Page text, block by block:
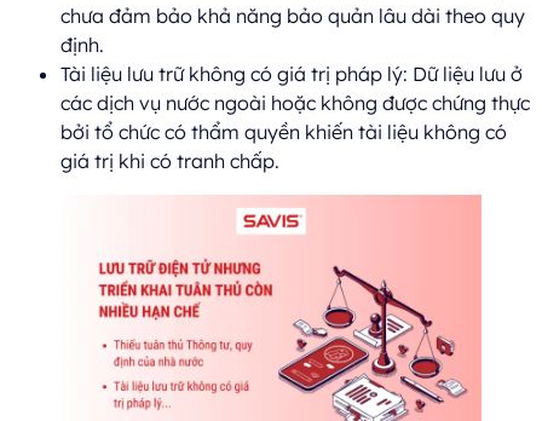
chưa đảm bảo khả năng bảo quản lâu dài theo quy
định.
Tài liệu lưu trữ không có giá trị pháp lý: Dữ liệu lưu ở
các dịch vụ nước ngoài hoặc không được chứng thực
bởi tổ chức có thẩm quyền khiến tài liệu không có
giá trị khi có tranh chấp.